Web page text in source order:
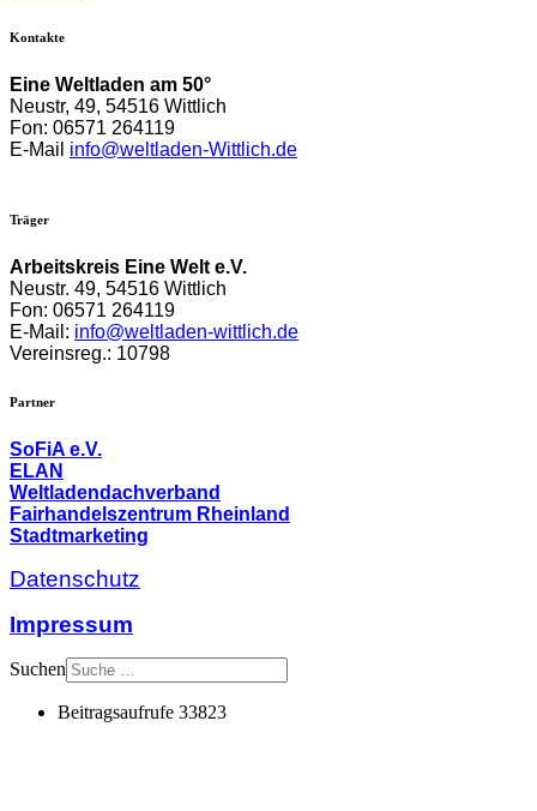
Kontakte
Eine Weltladen am 50°
Neustr, 49, 54516 Wittlich
Fon: 06571 264119
E-Mail info@weltladen-Wittlich.de
Träger
Arbeitskreis Eine Welt e.V.
Neustr. 49, 54516 Wittlich
Fon: 06571 264119
E-Mail: info@weltladen-wittlich.de
Vereinsreg.: 10798
Partner
SoFiA e.V.
ELAN
Weltladendachverband
Fairhandelszentrum Rheinland
Stadtmarketing
Datenschutz
Impressum
Suchen
Beitragsaufrufe 33823